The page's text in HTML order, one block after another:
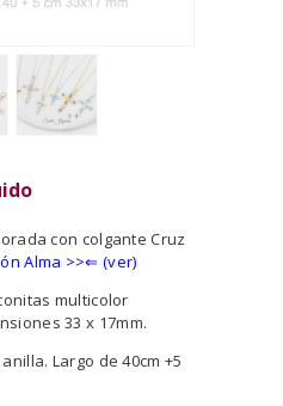
con colgante Cruz
Alma >>⇐ (ver)
multicolor
33 x 17mm.
Largo de 40cm +5